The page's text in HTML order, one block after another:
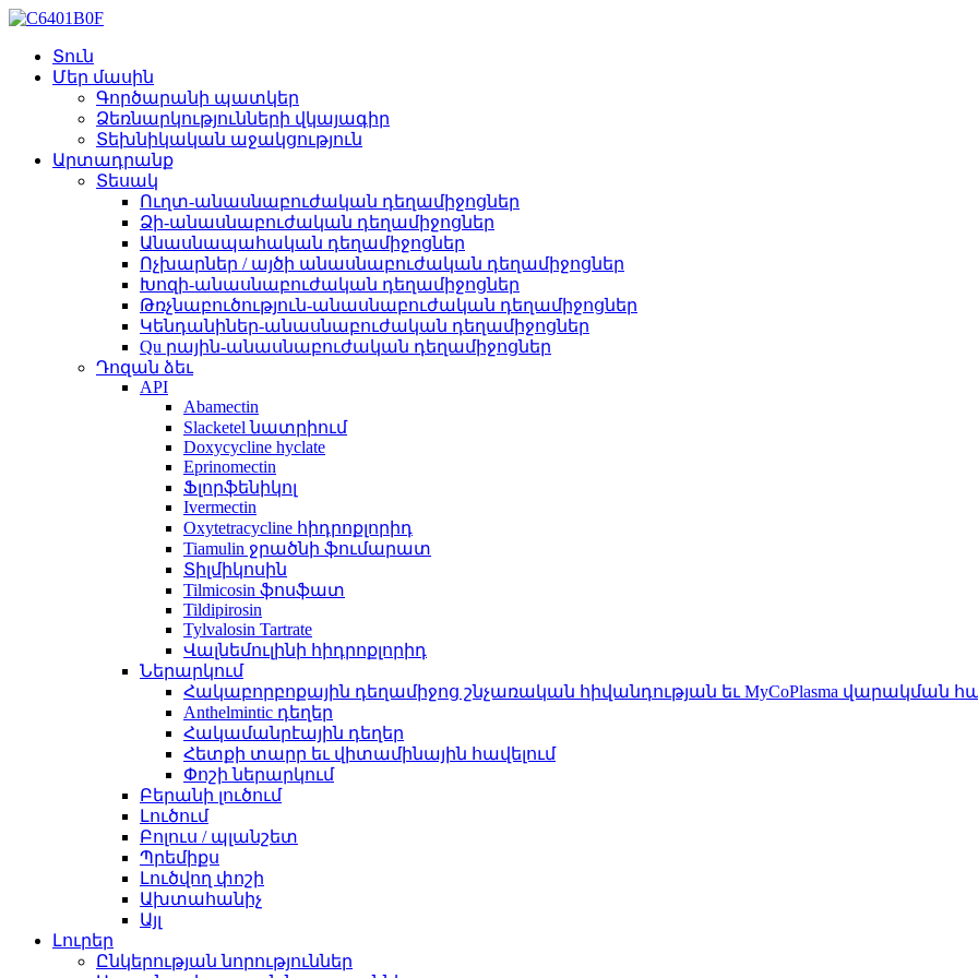
Տուն
Մեր մասին
Գործարանի պատկեր
Ձեռնարկությունների վկայագիր
Տեխնիկական աջակցություն
Արտադրանք
Տեսակ
Ուղտ-անասնաբուժական դեղամիջոցներ
Ձի-անասնաբուժական դեղամիջոցներ
Անասնապահական դեղամիջոցներ
Ոչխարներ / այծի անասնաբուժական դեղամիջոցներ
Խոզի-անասնաբուժական դեղամիջոցներ
Թռչնաբուծություն-անասնաբուժական դեղամիջոցներ
Կենդանիներ-անասնաբուժական դեղամիջոցներ
Qu րային-անասնաբուժական դեղամիջոցներ
Դոզան ձեւ
API
Abamectin
Slacketel նատրիում
Doxycycline hyclate
Eprinomectin
Ֆլորֆենիկոլ
Ivermectin
Oxytetracycline հիդրոքլորիդ
Tiamulin ջրածնի ֆումարատ
Տիլմիկոսին
Tilmicosin ֆոսֆատ
Tildipirosin
Tylvalosin Tartrate
Վալնեմուլինի հիդրոքլորիդ
Ներարկում
Հակաբորբոքային դեղամիջոց շնչառական հիվանդության եւ MyCoPlasma վարակման
Anthelmintic դեղեր
Հակամանրէային դեղեր
Հետքի տարր եւ վիտամինային հավելում
Փոշի ներարկում
Բերանի լուծում
Լուծում
Բոլուս / պլանշետ
Պրեմիքս
Լուծվող փոշի
Ախտահանիչ
Այլ
Լուրեր
Ընկերության նորություններ